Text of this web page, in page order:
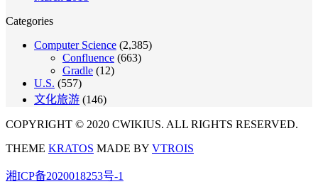
Categories
Computer Science (2,385)
Confluence (663)
Gradle (12)
U.S. (557)
文化旅游 (146)
COPYRIGHT © 2020 CWIKIUS. ALL RIGHTS RESERVED.
THEME KRATOS MADE BY VTROIS
湘ICP备2020018253号-1